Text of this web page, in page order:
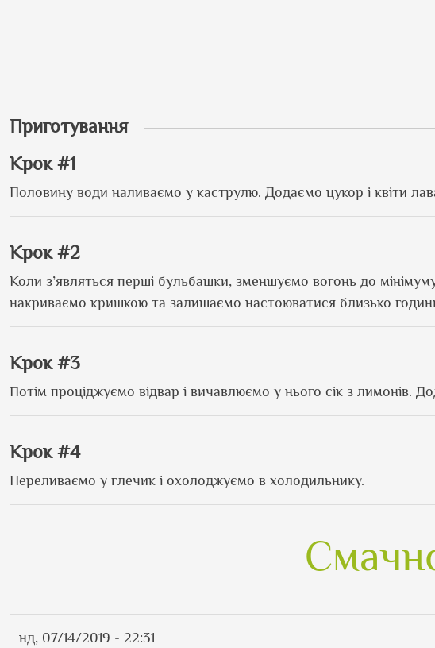
Приготування
Крок #1
Половину води наливаємо у каструлю. Додаємо цукор і квіти
Крок #2
Коли з’являться перші бульбашки, зменшуємо вогонь до
накриваємо кришкою та залишаємо настоюватися близько
Крок #3
Потім проціджуємо відвар і вичавлюємо у нього сік з лимонів.
Крок #4
Переливаємо у глечик і охолоджуємо в холодильнику.
нд, 07/14/2019 - 22:31